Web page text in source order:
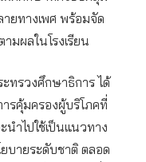
ยทางเพศ พร้อมจัด
มผลในโรงเรียน
ทรวงศึกษาธิการ ได้
รคุ้มครองผู้บริโภคที่
ำไปใช้เป็นแนวทาง
บายระดับชาติ ตลอด